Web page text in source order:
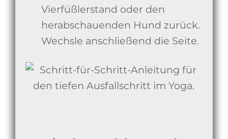
Vierfüßlerstand oder den
herabschauenden Hund zurück.
Wechsle anschließend die Seite.